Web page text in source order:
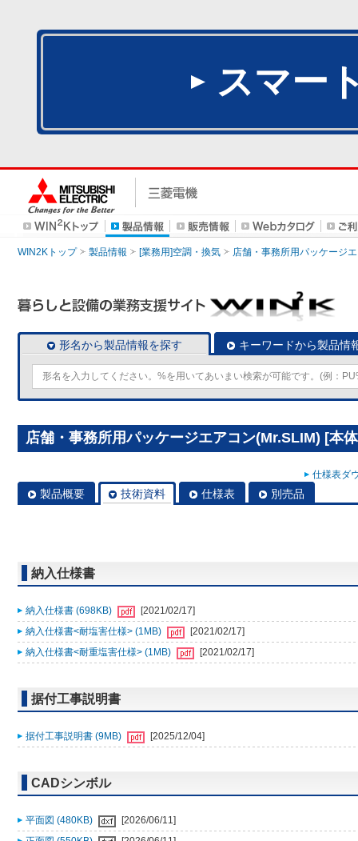
スマー
WIN2Kトップ 製品情報 [業務用]空調・換気 店舗・事務所用パッケージ
形名から製品情報を探す キーワードから製品情
店舗・事務所用パッケージエアコン(Mr.SLIM) [本
仕様表ダ
製品概要 技術資料 仕様表 別売品
納入仕様書
納入仕様書 (698KB)
[2021/02/17]
納入仕様書<耐塩害仕様> (1MB)
[2021/02/17]
納入仕様書<耐重塩害仕様> (1MB)
[2021/02/17]
据付工事説明書
据付工事説明書 (9MB) [2025/12/04]
CADシンボル
平面図 (480KB)
[2026/06/11]